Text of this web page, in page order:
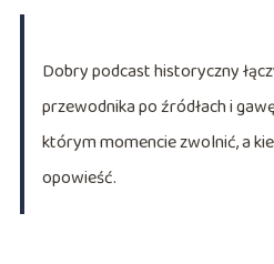
Dobry podcast historyczny
przewodnika po źródłach i
którym momencie zwolnić, a
opowieść.